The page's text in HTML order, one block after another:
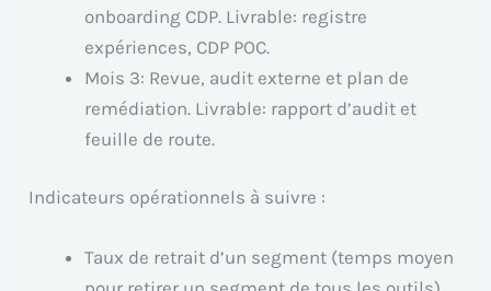
onboarding CDP. Livrable: registre
expériences, CDP POC.
Mois 3: Revue, audit externe et plan de
remédiation. Livrable: rapport d’audit et
feuille de route.
Indicateurs opérationnels à suivre :
Taux de retrait d’un segment (temps moyen